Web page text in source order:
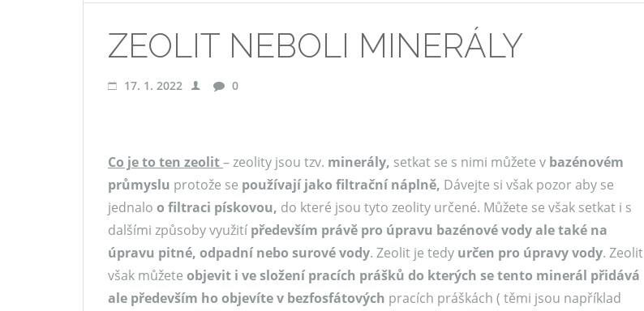
ZEOLIT NEBOLI MINERÁLY
17. 1. 2022 0
Co je to ten zeolit– zeolity jsou tzv. minerály, setkat se s nimi můžete v bazénovém
průmyslu protože se používají jako filtrační náplně, Dávejte si však pozor aby se
jednalo o filtraci pískovou, do které jsou tyto zeolity určené. Můžete se však setkat i s
dalšími způsoby využití především právě pro úpravu bazénové vody ale také na
úpravu pitné, odpadní nebo surové vody. Zeolit je tedy určen pro úpravy vody. Zeolit
však můžete objevit i ve složení pracích prášků do kterých se tento minerál přidává
ale především ho objevíte v bezfosfátových pracích práškách ( těmi jsou například